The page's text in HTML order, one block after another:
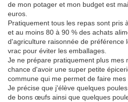
de mon potager et mon budget est
euros.
Pratiquement tous les repas sont pris
et au moins 80 à 90 % des achats
d'agriculture raisonnée de préférence
vrac pour éviter les emballages.
Je ne prépare pratiquement plus mes
chance d'avoir une super petite
commune qui me permet de faire
Je précise que j'élève quelques
de bons œufs ainsi que quelques